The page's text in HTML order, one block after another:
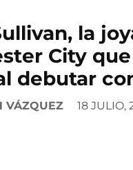
la
City
debutar
VÁZQUEZ 18 JULIO,